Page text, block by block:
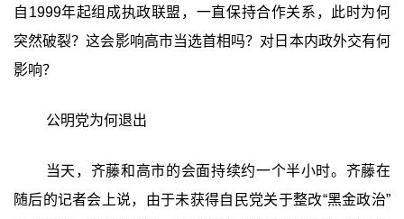
自1999年起组成执政联盟，一直保持合作关系，此时为何
突然破裂？这会影响高市当选首相吗？对日本内政外交有何
影响？
公明党为何退出
当天，齐藤和高市的会面持续约一个半小时。齐藤在
随后的记者会上说，由于未获得自民党关于整改“黑金政治”